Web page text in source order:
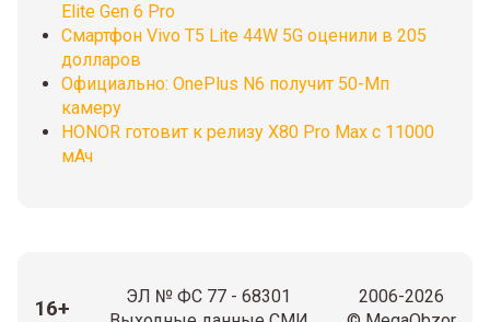
Elite Gen 6 Pro
Смартфон Vivo T5 Lite 44W 5G оценили в 205
долларов
Официально: OnePlus N6 получит 50-Мп
камеру
HONOR готовит к релизу X80 Pro Max с 11000
мАч
16+
ЭЛ № ФС 77 - 68301
2006-2026